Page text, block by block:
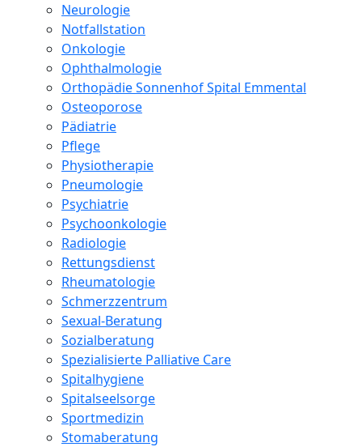
Neurologie
Notfallstation
Onkologie
Ophthalmologie
Orthopädie Sonnenhof Spital Emmental
Osteoporose
Pädiatrie
Pflege
Physiotherapie
Pneumologie
Psychiatrie
Psychoonkologie
Radiologie
Rettungsdienst
Rheumatologie
Schmerzzentrum
Sexual-Beratung
Sozialberatung
Spezialisierte Palliative Care
Spitalhygiene
Spitalseelsorge
Sportmedizin
Stomaberatung